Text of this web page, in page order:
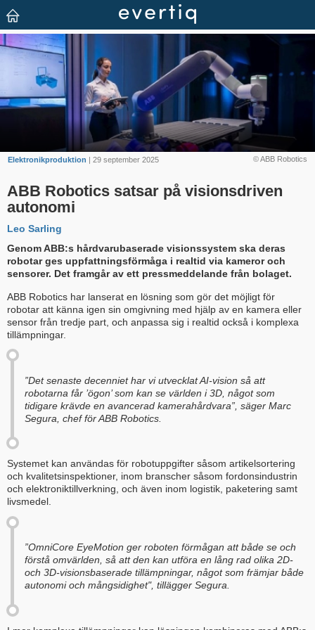
© ABB Robotics
Elektronikproduktion | 29 september 2025
ABB Robotics satsar på visionsdriven
autonomi
Leo Sarling
Genom ABB:s hårdvarubaserade visionssystem ska deras
robotar ges uppfattningsförmåga i realtid via kameror och
sensorer. Det framgår av ett pressmeddelande från bolaget.
ABB Robotics har lanserat en lösning som gör det möjligt för
robotar att känna igen sin omgivning med hjälp av en kamera eller
sensor från tredje part, och anpassa sig i realtid också i komplexa
tillämpningar.
”Det senaste decenniet har vi utvecklat AI-vision så att
robotarna får ’ögon’ som kan se världen i 3D, något som
tidigare krävde en avancerad kamerahårdvara”, säger Marc
Segura, chef för ABB Robotics.
Systemet kan användas för robotuppgifter såsom artikelsortering
och kvalitetsinspektioner, inom branscher såsom fordonsindustrin
och elektroniktillverkning, och även inom logistik, paketering samt
livsmedel.
”OmniCore EyeMotion ger roboten förmågan att både se och
förstå omvärlden, så att den kan utföra en lång rad olika 2D-
och 3D-visionsbaserade tillämpningar, något som främjar både
autonomi och mångsidighet", tillägger Segura.